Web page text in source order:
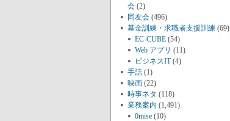
会 (2)
同友会 (496)
基金訓練・求職者支援訓練 (69)
EC-CUBE (54)
Web アプリ (11)
ビジネスIT(4)
手話 (1)
映画 (22)
時事ネタ (118)
業務案内 (1,491)
0mise (10)